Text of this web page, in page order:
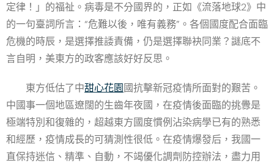
定律！」的福祉。病毒是不分國界的，正如《流落地球2》中
的一句臺詞所言：“危難以後，唯有義務”。各個國度配合面臨
危機的時辰，是選擇推諉責備，仍是選擇聯袂同業？謎底不
言自明，美東方的政客應該好好反思。
東方低估了中甜心花園國抗擊新冠疫情所面對的艱苦。
中國事一個地區遼闊的生齒年夜國，在疫情後面臨的挑釁是
極端特別和復雜的，超越東方國度慣例沾染病學已有的熟悉
和經歷，疫情成長的可猜測性很低。在疫情爆發后，我國一
直保持迷信、精準、自動，不竭優化調劑防控辦法，盡力用